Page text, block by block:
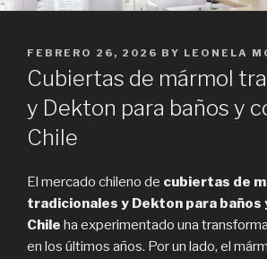
POSTED
ON
FEBRERO 26, 2026 BY LEONELA
Cubiertas de mármol
y Dekton para baños y
Chile
El mercado chileno de cubiertas de
tradicionales y Dekton para baños
Chile ha experimentado una
en los últimos años. Por un lado, el